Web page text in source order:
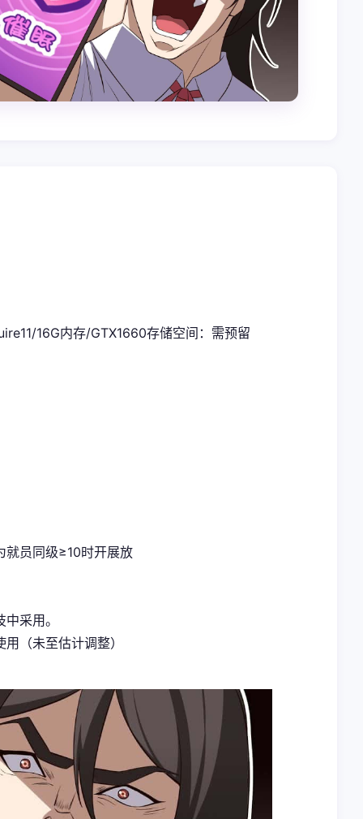
16G内存/GTX1660​存储空间​ ​：需预留
就员同级≥10时开展放
采用。
（未至估计调整）